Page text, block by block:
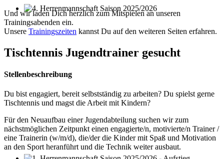
4. Herrenmannschaft Saison 2025/2026
Und wir laden Dich herzlich zum Mitspielen an unseren
Trainingsabenden ein.
Unsere Trainingszeiten kannst Du auf den weiteren Seiten erfahren.
Tischtennis Jugendtrainer gesucht
Stellenbeschreibung
Du bist engagiert, bereit selbstständig zu arbeiten? Du spielst gerne
Tischtennis und magst die Arbeit mit Kindern?
Für den Neuaufbau einer Jugendabteilung suchen wir zum
nächstmöglichen Zeitpunkt einen engagierte/n, motivierte/n Trainer /
eine Trainerin (w/m/d), die/der die Kinder mit Spaß und Motivation
an den Sport heranführt und die Technik weiter ausbaut.